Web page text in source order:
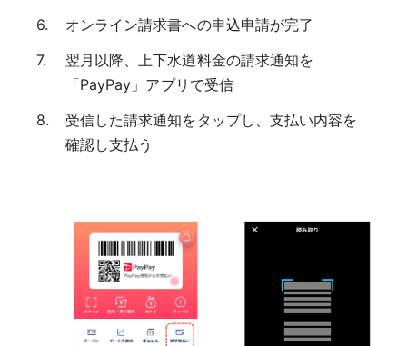
オンライン請求書への申込申請が完了
翌月以降、上下水道料金の請求通知を
「PayPay」アプリで受信
受信した請求通知をタップし、支払い内容を
確認し支払う